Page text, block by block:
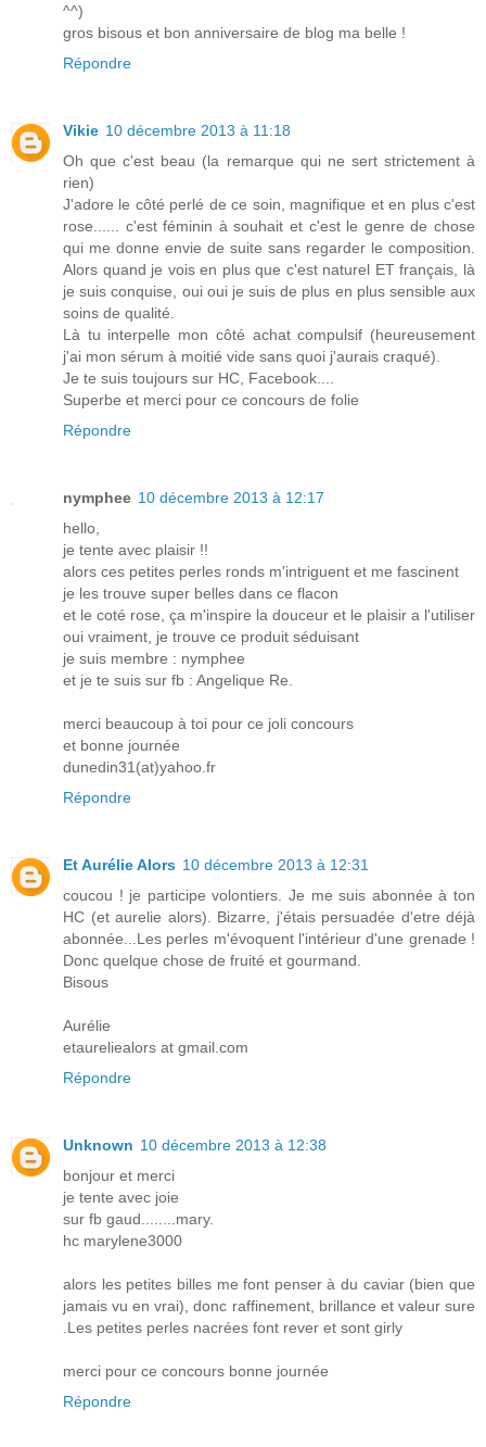
^^)
gros bisous et bon anniversaire de blog ma belle !
Répondre
Vikie 10 décembre 2013 à 11:18
Oh que c'est beau (la remarque qui ne sert strictement à
rien)
J'adore le côté perlé de ce soin, magnifique et en plus c'est
rose...... c'est féminin à souhait et c'est le genre de chose
qui me donne envie de suite sans regarder le composition.
Alors quand je vois en plus que c'est naturel ET français, là
je suis conquise, oui oui je suis de plus en plus sensible aux
soins de qualité.
Là tu interpelle mon côté achat compulsif (heureusement
j'ai mon sérum à moitié vide sans quoi j'aurais craqué).
Je te suis toujours sur HC, Facebook....
Superbe et merci pour ce concours de folie
Répondre
nymphee 10 décembre 2013 à 12:17
hello,
je tente avec plaisir !!
alors ces petites perles ronds m'intriguent et me fascinent
je les trouve super belles dans ce flacon
et le coté rose, ça m'inspire la douceur et le plaisir a l'utiliser
oui vraiment, je trouve ce produit séduisant
je suis membre : nymphee
et je te suis sur fb : Angelique Re.
merci beaucoup à toi pour ce joli concours
et bonne journée
dunedin31(at)yahoo.fr
Répondre
Et Aurélie Alors 10 décembre 2013 à 12:31
coucou ! je participe volontiers. Je me suis abonnée à ton
HC (et aurelie alors). Bizarre, j'étais persuadée d'etre déjà
abonnée...Les perles m'évoquent l'intérieur d'une grenade !
Donc quelque chose de fruité et gourmand.
Bisous
Aurélie
etaureliealors at gmail.com
Répondre
Unknown 10 décembre 2013 à 12:38
bonjour et merci
je tente avec joie
sur fb gaud........mary.
hc marylene3000
alors les petites billes me font penser à du caviar (bien que
jamais vu en vrai), donc raffinement, brillance et valeur sure
.Les petites perles nacrées font rever et sont girly
merci pour ce concours bonne journée
Répondre